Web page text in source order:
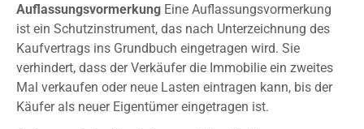
Auflassungsvormerkung Eine Auflassungsvormerkung
ist ein Schutzinstrument, das nach Unterzeichnung des
Kaufvertrags ins Grundbuch eingetragen wird. Sie
verhindert, dass der Verkäufer die Immobilie ein zweites
Mal verkaufen oder neue Lasten eintragen kann, bis der
Käufer als neuer Eigentümer eingetragen ist.